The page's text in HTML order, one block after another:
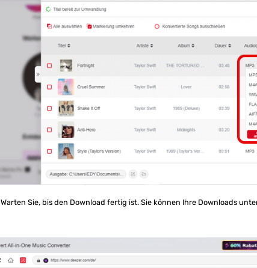
Warten Sie, bis den Download fertig ist. Sie können Ihre Downloads